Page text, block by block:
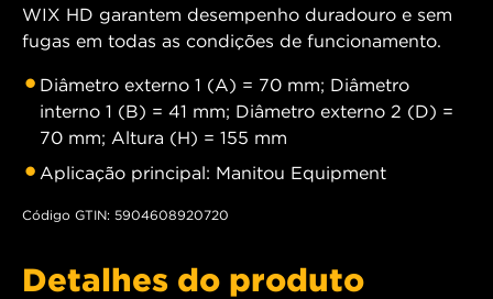
WIX HD garantem desempenho duradouro e sem
fugas em todas as condições de funcionamento.
Diâmetro externo 1 (A) = 70 mm; Diâmetro
interno 1 (B) = 41 mm; Diâmetro externo 2 (D) =
70 mm; Altura (H) = 155 mm
Aplicação principal: Manitou Equipment
Código GTIN: 5904608920720
Detalhes do produto